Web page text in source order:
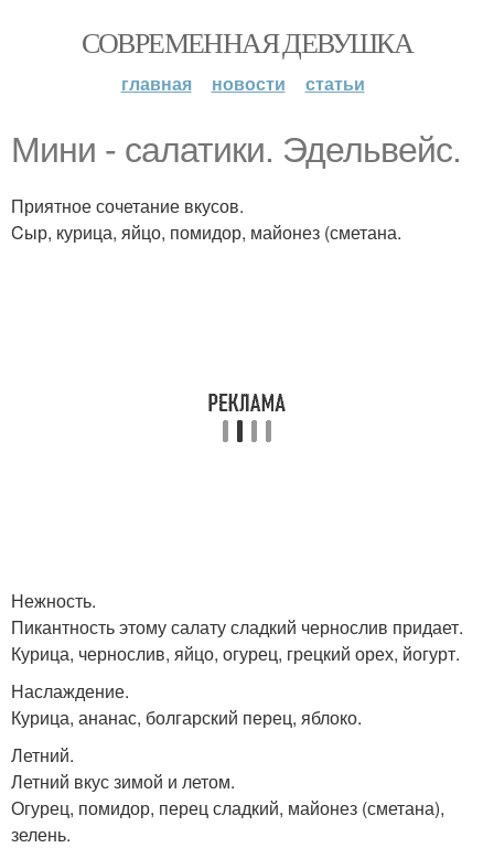
СОВРЕМЕННАЯ ДЕВУШКА
главная новости статьи
Мини - салатики. Эдельвейс.
Приятное сочетание вкусов.
Cыр, курица, яйцо, помидор, майонез (сметана.
Нежность.
Пикантность этому салату сладкий чернослив придает.
Курица, чернослив, яйцо, огурец, грецкий орех, йогурт.
Наслаждение.
Курица, ананас, болгарский перец, яблоко.
Летний.
Летний вкус зимой и летом.
Огурец, помидор, перец сладкий, майонез (сметана),
зелень.